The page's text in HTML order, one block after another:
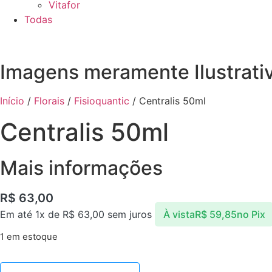
Vitafor
Todas
Imagens meramente
Início / Florais / Fisioquantic / Centralis 50ml
Centralis 50ml
Mais informações
R$ 63,00
Em até 1x de R$ 63,00 sem juros À vistaR$59,85no Pix
1 em estoque